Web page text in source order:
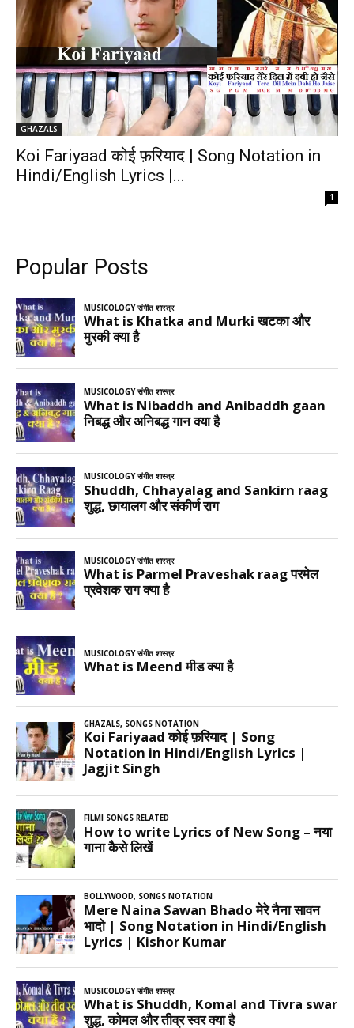
GHAZALS
Koi Fariyaad कोई फ़रियाद | Song Notation in
Hindi/English Lyrics |...
- 1
Popular Posts